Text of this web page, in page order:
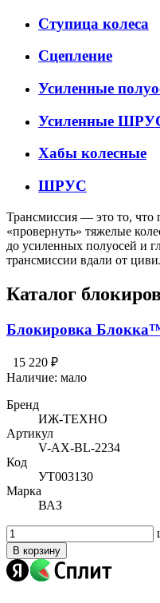
Ступица колеса
Сцепление
Усиленные
Усиленные
Хабы колесные
ШРУС
Трансмиссия — это то, что
«провернуть» тяжелые
до усиленных полуосей и
трансмиссии вдали от
Каталог
Блокировка
15 220 ₽
Наличие: мало
Бренд
ИЖ-ТЕХНО
Артикул
V-AX-BL-2234
Код
УТ003130
Марка
ВАЗ
В корзину